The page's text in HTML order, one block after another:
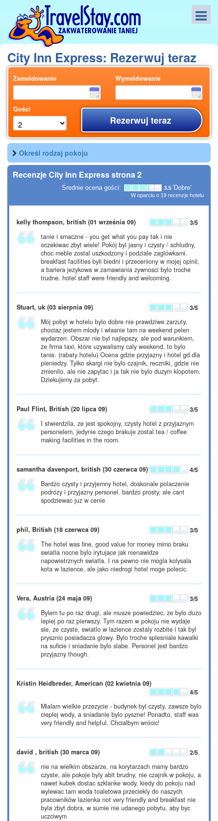
City Inn Express: Rezerwuj teraz
Zameldowanie Wymeldowanie
Gości
Rezerwuj teraz
Określ rodzaj pokoju
Recenzje City Inn Express strona 2
Średnie ocena gości: 3.5 'Dobre'
W oparciu o 19 recenzje hotelu
kelly thompson, british (01 września 09) 3/5
tanie i smaczne - you get what you pay tak i nie
oczekiwac zbyt wiele! Pokój byl jasny i czysty / schludny,
choc meble zostal uszkodzony i podziale zaglówkami.
breakfast facilities byli biedni i przeceniony w mojej opinii,
a bariera jezykowa w zamawiania zywnosci bylo troche
trudne. hotel staff were friendly and welcoming.
Stuart, uk (03 sierpnia 09) 3/5
Mój pobyt w hotelu bylo dobre nie prawdziwe zarzuty,
chociaz jestem mlody i wlasnie tam na weekend pelen
wydarzen. Obszar nie byl najlepszy, ale pod warunkiem,
ze firma taxi, które uzywalismy caly weekend, to bylo
tanie. (rabaty hotelu) Ocena gdzie przyjazny i hotel gd dla
pieniedzy. Tylko skargi nie bylo czajnik, reczniki, gdzie nie
zmienilo, ale nie zapytac i ja tak nie bylo duzym klopotem.
Dziekujemy za pobyt.
Paul Flint, British (20 lipca 09) 3/5
I stwierdzila, ze jest spokojny, czysty hotel z przyjaznym
personelem, jedynie czego brakuje zostal tea / coffee
making facilities in the room.
samantha davenport, british (30 czerwca 09) 4/5
Bardzo czysty i przyjemny hotel, doskonale polaczenie
podrózy i przyjazny personel. bardzo prosty, ale cant
spodziewac juz w cenie
phil, British (18 czerwca 09) 3/5
The hotel was fine, good value for money mimo braku
swiatla nocne bylo irytujace jak nienawidze
napowietrznych swiatla. I na pewno nie mogla kolysala
kota w lazience, ale jako niedrogi hotel moge polecic.
Vera, Austria (24 maja 09) 3/5
Bylem tu po raz drugi, ale musze powiedziec, ze bylo duzo
lepiej po raz pierwszy. Tym razem w pokoju nie wydaje
sie, ze czyste, swiatlo w lazience zostaly rozbite i tak byl
prysznic posiadacza glowy. Bylo troche splesniale kawalki
na suficie i sniadanie bylo slabe. Personel jest bardzo
przyjazny though.
Kristin Heidbreder, American (02 kwietnia 09)
4/5
Mialam wielkie przezycie - budynek byl czysty, zawsze bylo
cieplej wody, a sniadanie bylo pyszne! Ponadto, staff was
very friendly and helpful. Chcialbym wrócic!
david , british (30 marca 09) 2/5
nie na wielkim obszarze, na korytarzach mamy bardzo
czyste, ale pokoje byly abit brudny, nie czajnik w pokoju, a
nawet kubek dostac szklanke wody, kiedy do pokoju nad
wylewac tam woda toaletowa przeciekly do naszych
pracowników lazienka not very friendly and breakfast nie
byla zbyt dobra, w sumie nie udanego pobytu, aby byc
uczciwym